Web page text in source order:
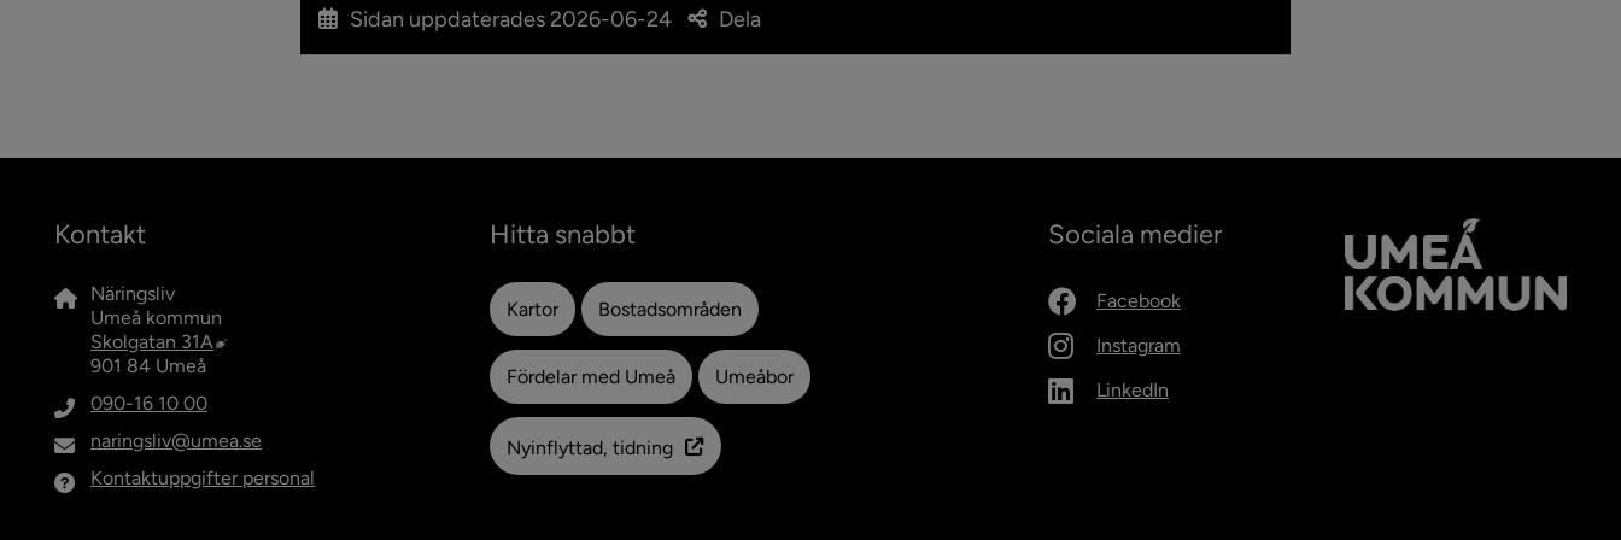
Sidan uppdaterades 2026-06-24 Dela
Kontakt
Näringsliv
Umeå kommun
Skolgatan 31A Länk till annan webbplats, öppnas i nytt fönster.
901 84 Umeå
090-16 10 00
naringsliv@umea.se
Kontaktuppgifter personal
Hitta snabbt
Kartor Bostadsområden
Fördelar med Umeå Umeåbor
Nyinflyttad, tidning
Sociala medier
Facebook
Instagram
LinkedIn